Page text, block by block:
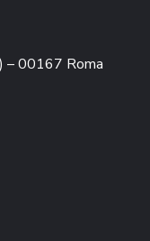
– 00167 Roma